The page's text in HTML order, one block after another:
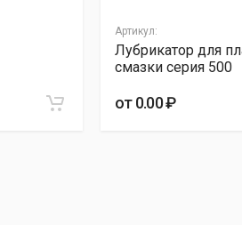
по 5 бальной шкале
Артикул:
Лубрикатор для
смазки серия 500
от 0.00 ₽